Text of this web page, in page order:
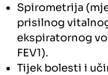
Spirometrija
prisilnog
ekspiratornog
FEV1).
Tijek bolesti i